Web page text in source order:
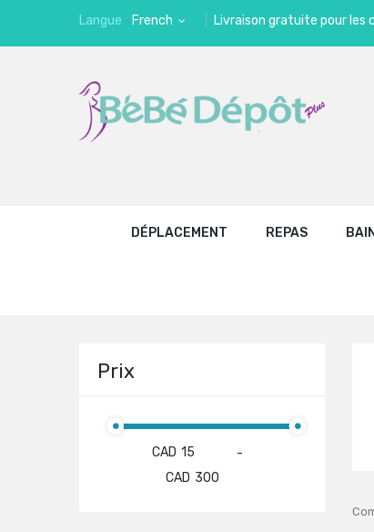
Langue French Livraison gratuite pour les
DÉPLACEMENT REPAS BAIN
Prix
CAD
-
CAD